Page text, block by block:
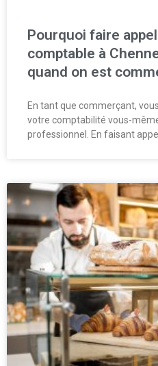
Pourquoi faire
comptable à
quand on est
En tant que commerçant,
votre comptabilité vous-
professionnel. En faisant